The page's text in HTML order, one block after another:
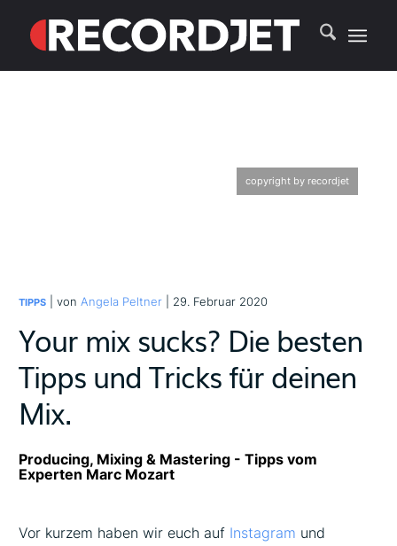
copyright by recordjet
TIPPS | von Angela Peltner | 29. Februar 2020
Your mix sucks? Die besten
Tipps und Tricks für deinen
Mix.
Producing, Mixing & Mastering - Tipps vom
Experten Marc Mozart
Vor kurzem haben wir euch auf Instagram und